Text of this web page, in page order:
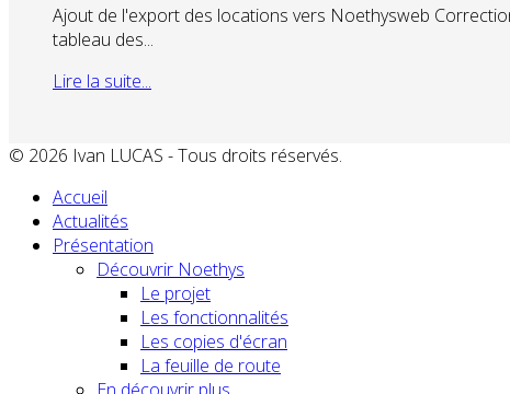
Ajout de l'export des locations vers Noethysweb
tableau des...
Lire la suite...
© 2026 Ivan LUCAS - Tous droits réservés.
Accueil
Actualités
Présentation
Découvrir Noethys
Le projet
Les fonctionnalités
Les copies d'écran
La feuille de route